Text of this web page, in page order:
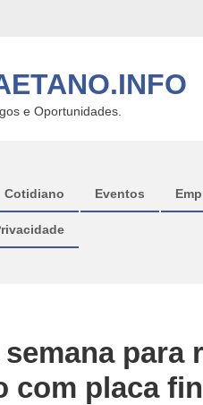
e Oportunidades.
Cotidiano Eventos
para
com placa